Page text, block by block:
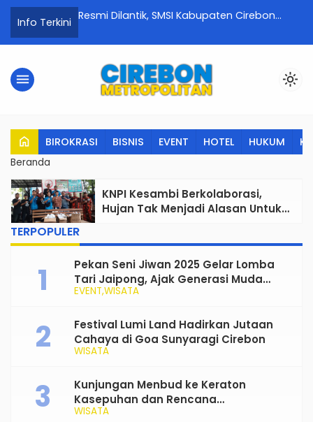
Info Terkini
Inpres
Resmi Dilantik, SMSI Kabupaten Cirebon
Profesional dan Lawan Hoaks
menu light_mode
home BIROKRASI BISNIS EVENT HOTEL HUKUM
Beranda
KNPI Kesambi Berkolaborasi,
Hujan Tak Menjadi Alasan Untuk
TERPOPULER
EVENT WISATA
Pekan Seni Jiwan 2025 Gelar Lomba
Tari Jaipong, Ajak Generasi Muda
Rayakan dan Lestarikan Budaya
WISATA
Festival Lumi Land Hadirkan Jutaan
Cahaya di Goa Sunyaragi Cirebon
WISATA
Kunjungan Menbud ke Keraton
Kasepuhan dan Rencana
Transformasi Gedung Kesenian Nyi